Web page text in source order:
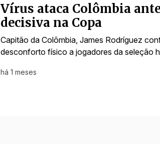
Vírus ataca Colômbia
decisiva na Copa
Capitão da Colômbia, James Rodríguez
desconforto físico a jogadores da seleção
há 1 meses